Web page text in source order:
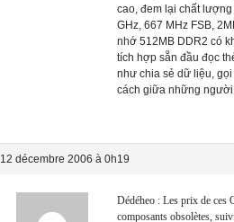
cao, đem lại chất
GHz, 667 MHz FSB,
nhớ 512MB DDR2 có
tích hợp sẵn đầu đọc
như chia sẻ dữ liệu,
cách giữa những người
12 décembre 2006 à 0h19
Dédéheo : Les prix de ces
composants obsolètes,